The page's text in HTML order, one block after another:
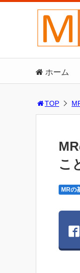
ホーム
TOP
こ
MRの